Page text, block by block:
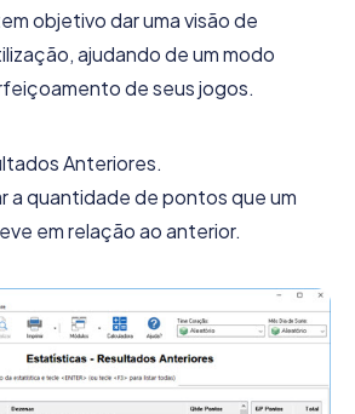
objetivo dar uma visão de
ajudando de um modo
de seus jogos.
Anteriores.
a quantidade de pontos que um
em relação ao anterior.